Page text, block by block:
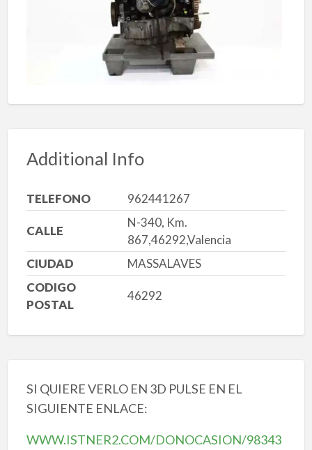
Additional Info
TELEFONO 962441267
CALLE
N-340, Km.
867,46292,Valencia
CIUDAD
MASSALAVES
CODIGO
POSTAL
46292
SI QUIERE VERLO EN 3D PULSE EN EL
SIGUIENTE ENLACE:
WWW.ISTNER2.COM/DONOCASION/98343